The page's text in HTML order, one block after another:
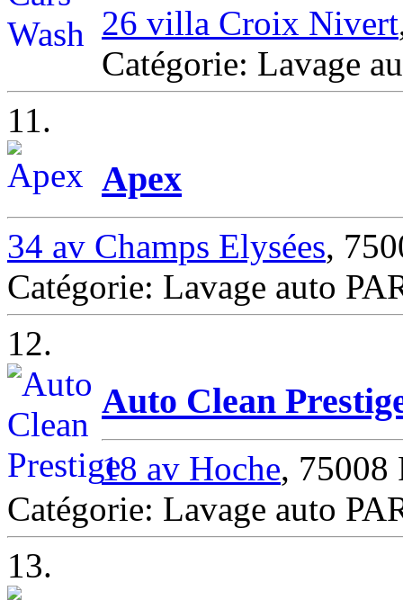
26 villa Croix Nivert
Catégorie: Lavage
11.
Apex
34 av Champs Elysées,
Catégorie: Lavage auto
12.
Auto Clean
18 av Hoche, 75008
Catégorie: Lavage auto
13.